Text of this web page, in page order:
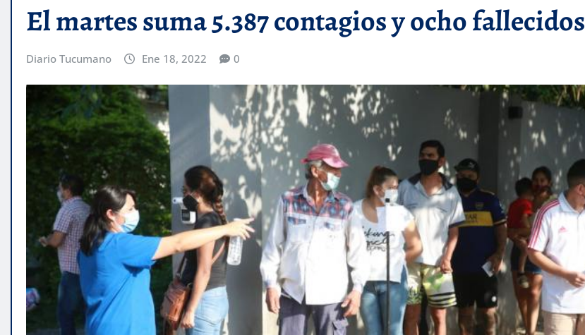
El martes suma 5.387 contagios y ocho fallecidos
Diario Tucumano Ene 18, 2022 0